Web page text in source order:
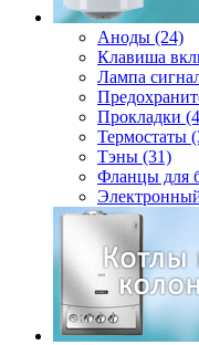
Аноды (24)
Клавиша
Лампа
Прокладки
Термостаты
Тэны (31)
Фланцы для